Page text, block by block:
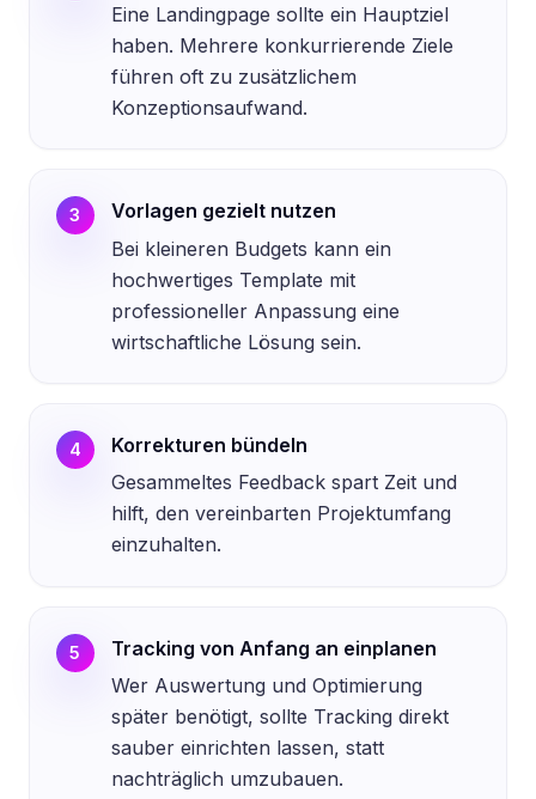
Eine Landingpage sollte ein Hauptziel
haben. Mehrere konkurrierende Ziele
führen oft zu zusätzlichem
Konzeptionsaufwand.
3
Vorlagen gezielt nutzen
Bei kleineren Budgets kann ein
hochwertiges Template mit
professioneller Anpassung eine
wirtschaftliche Lösung sein.
4
Korrekturen bündeln
Gesammeltes Feedback spart Zeit und
hilft, den vereinbarten Projektumfang
einzuhalten.
5
Tracking von Anfang an einplanen
Wer Auswertung und Optimierung
später benötigt, sollte Tracking direkt
sauber einrichten lassen, statt
nachträglich umzubauen.